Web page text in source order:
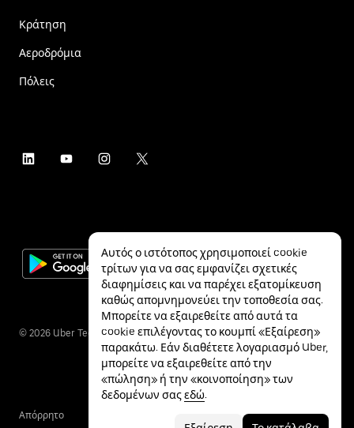
Κράτηση
Αεροδρόμια
Πόλεις
© 2026 Uber Technologies Inc.
Απόρρητο
Αυτός ο ιστότοπος χρησιμοποιεί cookie
τρίτων για να σας εμφανίζει σχετικές
διαφημίσεις και να παρέχει εξατομίκευση
καθώς απομνημονεύει την τοποθεσία σας.
Μπορείτε να εξαιρεθείτε από αυτά τα
cookie επιλέγοντας το κουμπί «Εξαίρεση»
παρακάτω. Εάν διαθέτετε λογαριασμό Uber,
μπορείτε να εξαιρεθείτε από την
«πώληση» ή την «κοινοποίηση» των
δεδομένων σαςεδώ.